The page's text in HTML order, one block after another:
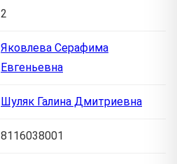
2
Яковлева Серафима
Евгеньевна
Шуляк Галина Дмитриевна
8116038001